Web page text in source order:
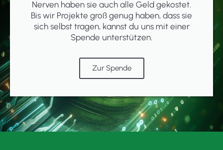
Nerven haben sie auch alle Geld gekostet.
Bis wir Projekte groß genug haben, dass sie
sich selbst tragen, kannst du uns mit einer
Spende unterstützen.
Zur Spende